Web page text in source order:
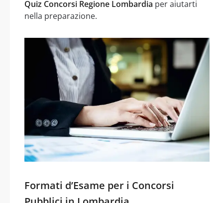
Quiz Concorsi Regione Lombardia per aiutarti
nella preparazione.
Formati d’Esame per i Concorsi